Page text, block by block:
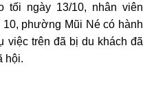
tối ngày 13/10, nhân viên
phường Mũi Né có hành
việc trên đã bị du khách đã
hội.